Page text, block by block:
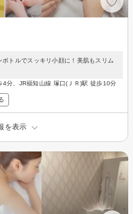
ボトルでスッキリ小顔に！美肌もスリム
分、JR福知山線 塚口(ＪＲ)駅 徒歩10分
を表示